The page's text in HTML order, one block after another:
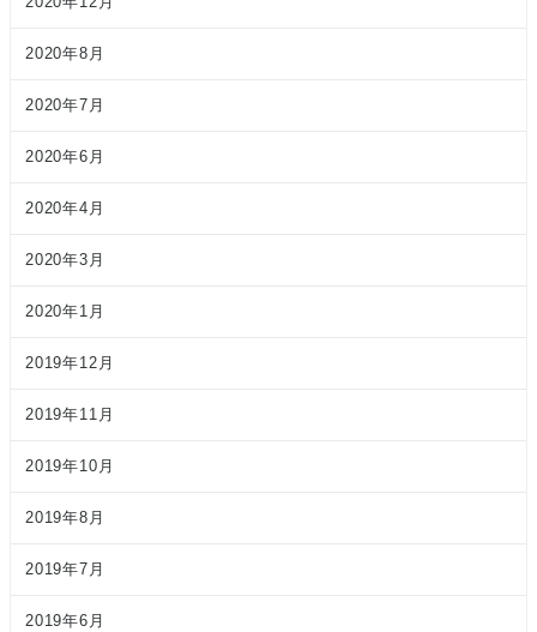
2020年8月
2020年7月
2020年6月
2020年4月
2020年3月
2020年1月
2019年12月
2019年11月
2019年10月
2019年8月
2019年7月
2019年6月